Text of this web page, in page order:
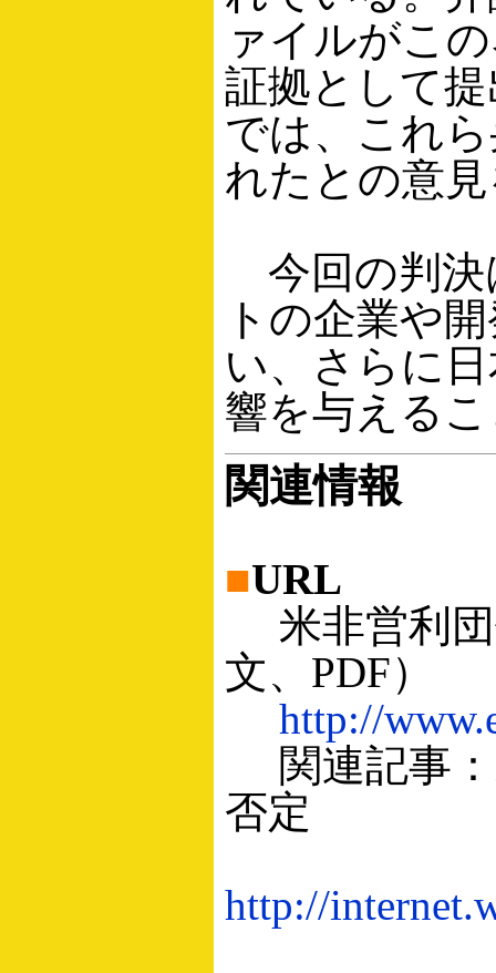
ァイルがこ
証拠として
では、これ
れたとの意
今回の判決
トの企業や
い、さらに
響を与える
関連情報
■URL
米非営利団
文、PDF）
http://
関連記事：
否定
http://